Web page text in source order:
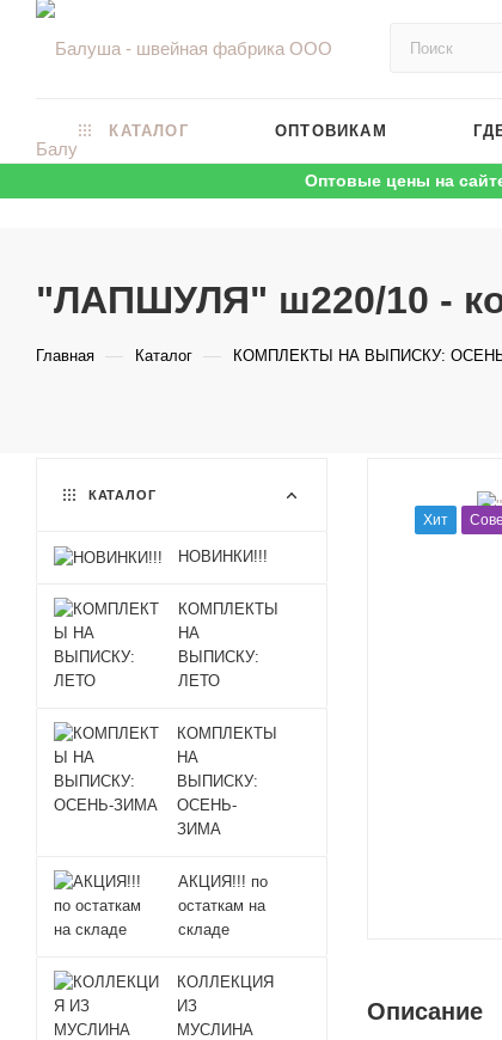
КАТАЛОГ ОПТОВИКАМ
Оптовые цены на
"ЛАПШУЛЯ" ш220/10 -
Главная — Каталог — КОМПЛЕКТЫ НА ВЫПИСКУ:
Хит
Описание
КАТАЛОГ
НОВИНКИ!!!
КОМПЛЕКТЫ
НА
ВЫПИСКУ:
ЛЕТО
КОМПЛЕКТЫ
НА
ВЫПИСКУ:
ОСЕНЬ-
ЗИМА
АКЦИЯ!!! по
остаткам на
складе
КОЛЛЕКЦИЯ
ИЗ
МУСЛИНА